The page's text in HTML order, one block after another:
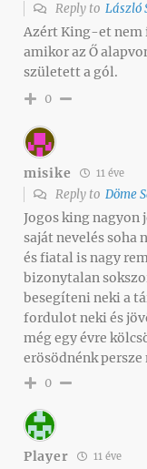
Reply to László
Azért King-et nem
amikor az Ő
született a gól.
0
misike 11 éve
Reply to Döme
Jogos king nagyon
saját nevelés soha
és fiatal is nagy
bizonytalan
besegíteni neki a
fordulot neki és
még egy évre
erösödnénk
0
Player 11 éve